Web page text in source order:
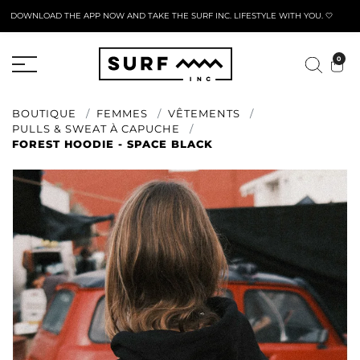
DOWNLOAD THE APP NOW AND TAKE THE SURF INC. LIFESTYLE WITH YOU. 🤍
0
BOUTIQUE FEMMES
VÊTEMENTS
PULLS & SWEAT À CAPUCHE
FOREST HOODIE - SPACE BLACK
FORMULAIRE DE RETOUR ACTIF